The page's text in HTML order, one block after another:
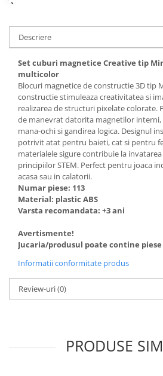
Descriere
Set cuburi magnetice Creative tip
multicolor
Blocuri magnetice de constructie 3D tip
constructie stimuleaza creativitatea si
realizarea de structuri pixelate colorate.
de manevrat datorita magnetilor
mana-ochi si gandirea logica. Designul
potrivit atat pentru baieti, cat si pentru
materialele sigure contribuie la
principiilor STEM. Perfect pentru joaca
acasa sau in calatorii.
Numar piese: 113
Material: plastic ABS
Varsta recomandata: +3 ani
Avertismente!
Jucaria/produsul poate contine
Informatii conformitate produs
Review-uri(0)
PRODUSE